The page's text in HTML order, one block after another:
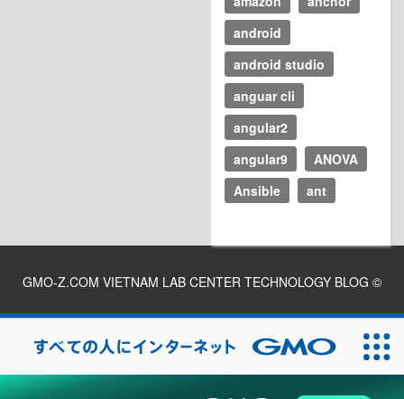
android
android studio
anguar cli
angular2
angular9
ANOVA
Ansible
ant
GMO-Z.COM VIETNAM LAB CENTER TECHNOLOGY BLOG ©
2026